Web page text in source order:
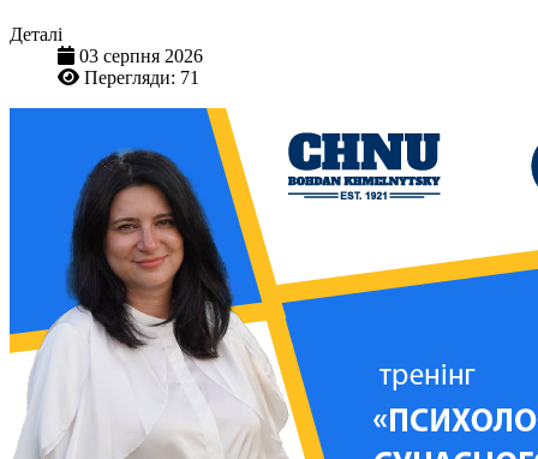
Деталі
03 серпня 2026
Перегляди: 71